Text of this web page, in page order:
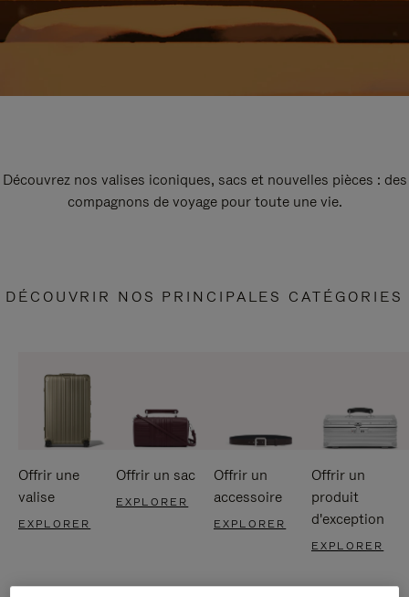
Découvrez nos valises iconiques, sacs et nouvelles pièces : des
compagnons de voyage pour toute une vie.
DÉCOUVRIR NOS PRINCIPALES CATÉGORIES
Offrir une
valise
EXPLORER
Offrir un sac
EXPLORER
Offrir un
accessoire
EXPLORER
Offrir un
produit
d'exception
EXPLORER